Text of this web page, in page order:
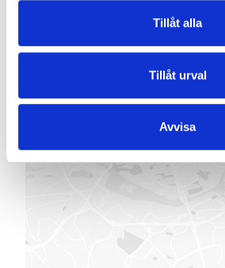
Tillåt alla
Tillåt urval
Avvisa
VISA PÅ KARTAN